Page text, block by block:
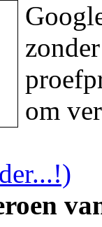
om